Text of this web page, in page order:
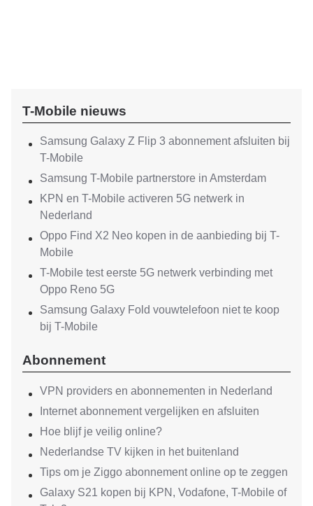
T-Mobile nieuws
Samsung Galaxy Z Flip 3 abonnement afsluiten bij
T-Mobile
Samsung T-Mobile partnerstore in Amsterdam
KPN en T-Mobile activeren 5G netwerk in
Nederland
Oppo Find X2 Neo kopen in de aanbieding bij T-
Mobile
T-Mobile test eerste 5G netwerk verbinding met
Oppo Reno 5G
Samsung Galaxy Fold vouwtelefoon niet te koop
bij T-Mobile
Abonnement
VPN providers en abonnementen in Nederland
Internet abonnement vergelijken en afsluiten
Hoe blijf je veilig online?
Nederlandse TV kijken in het buitenland
Tips om je Ziggo abonnement online op te zeggen
Galaxy S21 kopen bij KPN, Vodafone, T-Mobile of